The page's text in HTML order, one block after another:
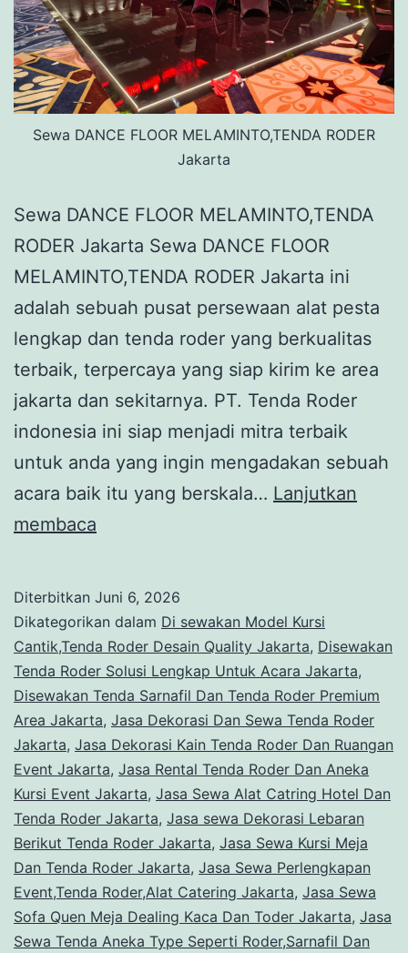
Sewa DANCE FLOOR MELAMINTO,TENDA RODER
Jakarta
Sewa DANCE FLOOR MELAMINTO,TENDA
RODER Jakarta Sewa DANCE FLOOR
MELAMINTO,TENDA RODER Jakarta ini
adalah sebuah pusat persewaan alat pesta
lengkap dan tenda roder yang berkualitas
terbaik, terpercaya yang siap kirim ke area
jakarta dan sekitarnya. PT. Tenda Roder
indonesia ini siap menjadi mitra terbaik
untuk anda yang ingin mengadakan sebuah
acara baik itu yang berskala… Lanjutkan
membaca
MELAMINTO,TENDA
RODER
Jakarta
Diterbitkan Juni 6, 2026
Dikategorikan dalam Di sewakan Model Kursi
Cantik,Tenda Roder Desain Quality Jakarta, Disewakan
Tenda Roder Solusi Lengkap Untuk Acara Jakarta,
Disewakan Tenda Sarnafil Dan Tenda Roder Premium
Area Jakarta, Jasa Dekorasi Dan Sewa Tenda Roder
Jakarta, Jasa Dekorasi Kain Tenda Roder Dan Ruangan
Event Jakarta, Jasa Rental Tenda Roder Dan Aneka
Kursi Event Jakarta, Jasa Sewa Alat Catring Hotel Dan
Tenda Roder Jakarta, Jasa sewa Dekorasi Lebaran
Berikut Tenda Roder Jakarta, Jasa Sewa Kursi Meja
Dan Tenda Roder Jakarta, Jasa Sewa Perlengkapan
Event,Tenda Roder,Alat Catering Jakarta, Jasa Sewa
Sofa Quen Meja Dealing Kaca Dan Toder Jakarta, Jasa
Sewa Tenda Aneka Type Seperti Roder,Sarnafil Dan